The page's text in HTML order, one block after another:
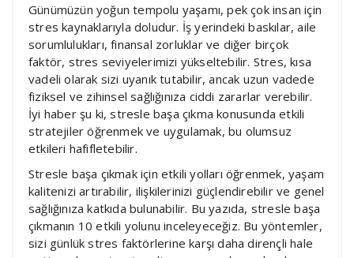
Günümüzün yoğun tempolu yaşamı, pek çok insan için
stres kaynaklarıyla doludur. İş yerindeki baskılar, aile
sorumlulukları, finansal zorluklar ve diğer birçok
faktör, stres seviyelerimizi yükseltebilir. Stres, kısa
vadeli olarak sizi uyanık tutabilir, ancak uzun vadede
fiziksel ve zihinsel sağlığınıza ciddi zararlar verebilir.
İyi haber şu ki, stresle başa çıkma konusunda etkili
stratejiler öğrenmek ve uygulamak, bu olumsuz
etkileri hafifletebilir.
Stresle başa çıkmak için etkili yolları öğrenmek, yaşam
kalitenizi artırabilir, ilişkilerinizi güçlendirebilir ve genel
sağlığınıza katkıda bulunabilir. Bu yazıda, stresle başa
çıkmanın 10 etkili yolunu inceleyeceğiz. Bu yöntemler,
sizi günlük stres faktörlerine karşı daha dirençli hale